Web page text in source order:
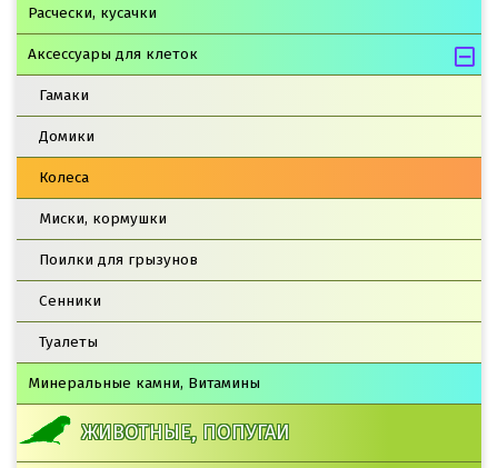
Расчески, кусачки
Аксессуары для клеток
Гамаки
Домики
Колеса
Миски, кормушки
Поилки для грызунов
Сенники
Туалеты
Минеральные камни, Витамины
ЖИВОТНЫЕ, ПОПУГАИ